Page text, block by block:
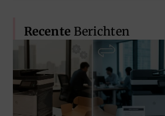
Recente Berichten